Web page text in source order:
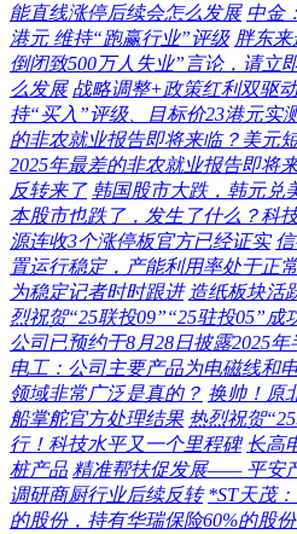
能直线涨停后续会怎么发展 中金
港元 维持“跑赢行业”评级 胖东
倒闭致500万人失业”言论，请立
么发展 战略调整+政策红利双驱
持“买入”评级、目标价23港元实
的非农就业报告即将来临？美元
2025年最差的非农就业报告即将
反转来了 韩国股市大跌，韩元兑
本股市也跌了，发生了什么？科
源连收3个涨停板官方已经证实
置运行稳定，产能利用率处于正
为稳定记者时时跟进 造纸板块活
烈祝贺“25联投09”“25驻投05”成
公司已预约于8月28日披露2025
电工：公司主要产品为电磁线和
领域非常广泛是真的？ 换帅！原
船掌舵官方处理结果 热烈祝贺
行！科技水平又一个里程碑 长高
桩产品 精准帮扶促发展—— 平安
调研商厨行业后续反转 *ST天茂
的股份，持有华瑞保险60%的股